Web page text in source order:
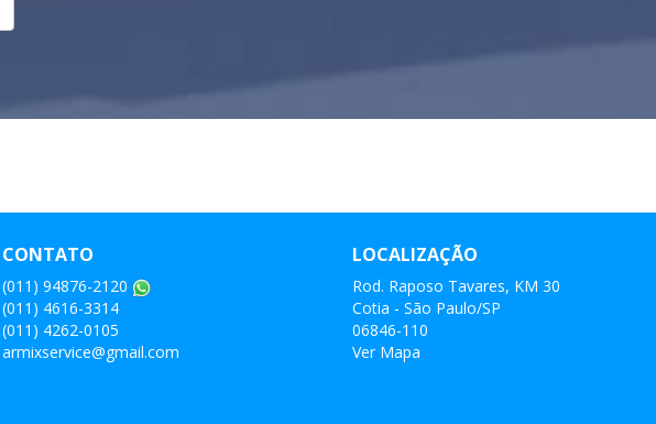
CONTATO
(011) 94876-2120
(011) 4616-3314
(011) 4262-0105
armixservice@gmail.com
LOCALIZAÇÃO
Rod. Raposo Tavares, KM 30
Cotia - São Paulo/SP
06846-110
Ver Mapa